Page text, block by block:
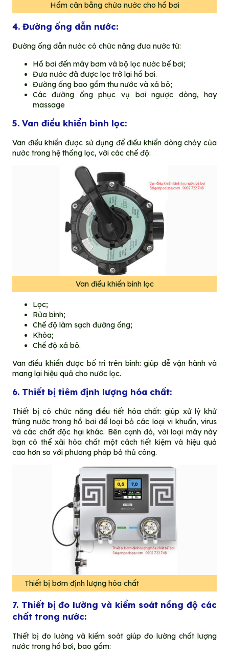
Hầm cân bằng chứa nước cho hồ bơi
4. Đường ống dẫn nước:
Đường ống dẫn nước có chức năng đưa nước từ:
Hồ bơi đến máy bơm và bộ lọc nước bể bơi;
Đưa nước đã được lọc trở lại hồ bơi.
Đường ống bao gồm thu nước và xả bỏ;
Các đường ống phục vụ bơi ngược dòng, hay
massage
5. Van điều khiển bình lọc:
Van điều khiển được sử dụng để điều khiển dòng chảy của
nước trong hệ thống lọc, với các chế độ:
Van điều khiển bình lọc
Lọc;
Rửa bình;
Chế độ làm sạch đường ống;
Khóa;
Chế độ xả bỏ.
Van điều khiển được bố trí trên bình: giúp dễ vận hành và
mang lại hiệu quả cho nước lọc.
6. Thiết bị tiêm định lượng hóa chất:
Thiết bị có chức năng điều tiết hóa chất: giúp xử lý khử
trùng nước trong hồ bơi để loại bỏ các loại vi khuẩn, virus
và các chất độc hại khác. Bên cạnh đó, với loại máy này
bạn có thể xài hóa chất một cách tiết kiệm và hiệu quả
cao hơn so với phương pháp bỏ thủ công.
Thiết bị bơm định lượng hóa chất
7. Thiết bị đo lường và kiểm soát nồng độ các
chất trong nước:
Thiết bị đo lường và kiểm soát giúp đo lường chất lượng
nước trong hồ bơi, bao gồm: